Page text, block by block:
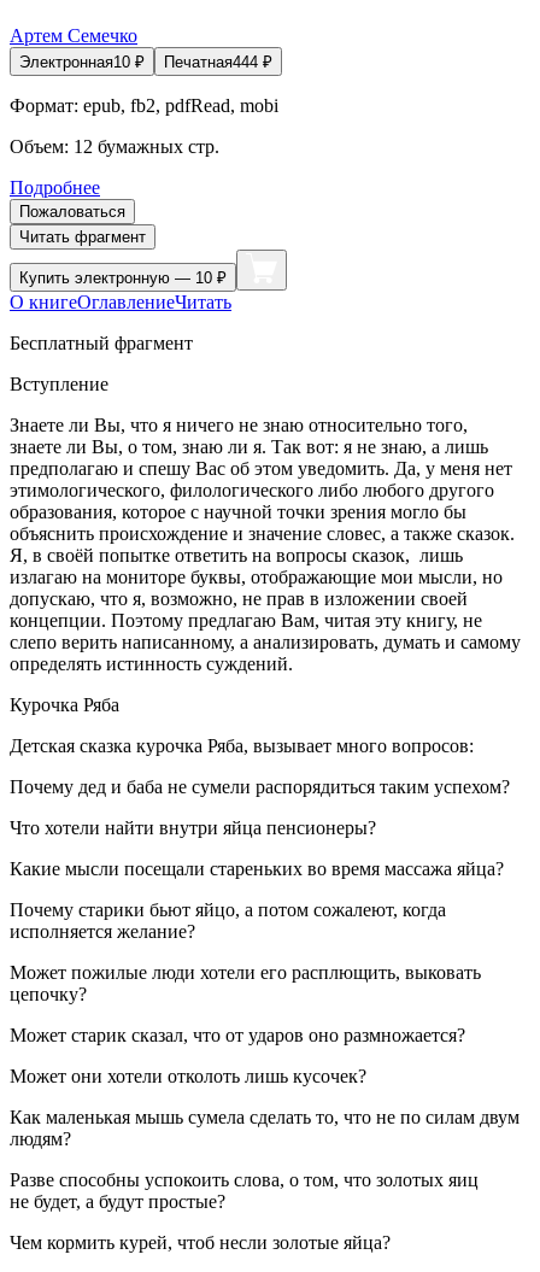
Артем Семечко
Электронная10 ₽ Печатная444 ₽
Формат: epub, fb2, pdfRead, mobi
Объем: 12 бумажных стр.
Подробнее
Пожаловаться
Читать фрагмент
Купить электронную — 10 ₽
О книгеОглавлениеЧитать
Бесплатный фрагмент
Вступление
Знаете ли Вы, что я ничего не знаю относительно того,
знаете ли Вы, о том, знаю ли я. Так вот: я не знаю, а лишь
предполагаю и спешу Вас об этом уведомить. Да, у меня нет
этимологического, филологического либо любого другого
образования, которое с научной точки зрения могло бы
объяснить происхождение и значение словес, а также сказок.
Я, в своёй попытке ответить на вопросы сказок, лишь
излагаю на мониторе буквы, отображающие мои мысли, но
допускаю, что я, возможно, не прав в изложении своей
концепции. Поэтому предлагаю Вам, читая эту книгу, не
слепо верить написанному, а анализировать, думать и самому
определять истинность суждений.
Курочка Ряба
Детская сказка курочка Ряба, вызывает много вопросов:
Почему дед и баба не сумели распорядиться таким успехом?
Что хотели найти внутри яйца пенсионеры?
Какие мысли посещали стареньких во время массажа яйца?
Почему старики бьют яйцо, а потом сожалеют, когда
исполняется желание?
Может пожилые люди хотели его расплющить, выковать
цепочку?
Может старик сказал, что от ударов оно размножается?
Может они хотели отколоть лишь кусочек?
Как маленькая мышь сумела сделать то, что не по силам двум
людям?
Разве способны успокоить слова, о том, что золотых яиц
не будет, а будут простые?
Чем кормить курей, чтоб несли золотые яйца?